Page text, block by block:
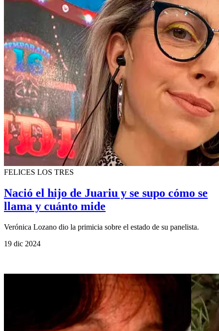
FELICES LOS TRES
Nació el hijo de Juariu y se supo cómo se
llama y cuánto mide
Verónica Lozano dio la primicia sobre el estado de su panelista.
19 dic 2024